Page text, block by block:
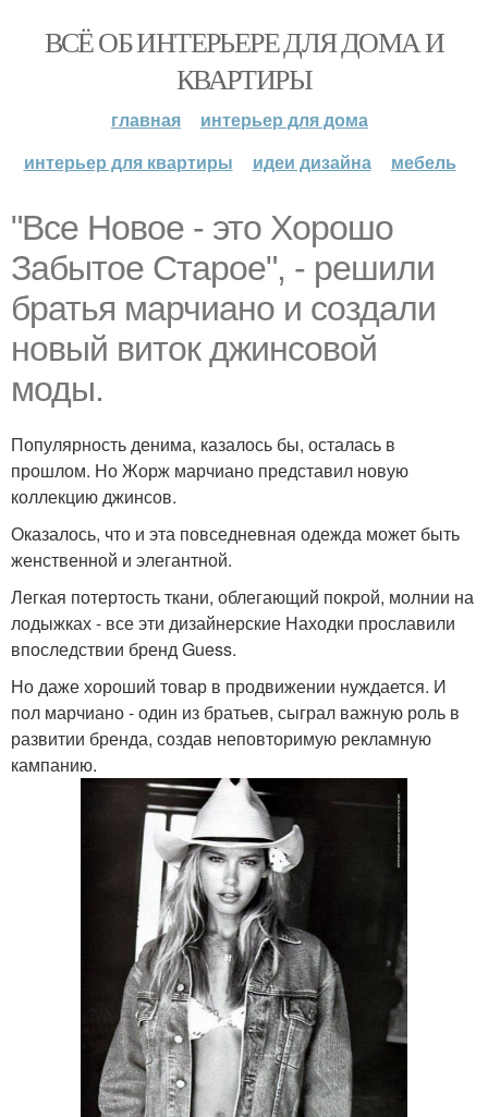
ВСЁ ОБ ИНТЕРЬЕРЕ ДЛЯ ДОМА И
КВАРТИРЫ
главная
интерьер для дома
интерьер для квартиры
идеи дизайна мебель
"Все Новое - это Хорошо
Забытое Старое", - решили
братья марчиано и создали
новый виток джинсовой
моды.
Популярность денима, казалось бы, осталась в
прошлом. Но Жорж марчиано представил новую
коллекцию джинсов.
Оказалось, что и эта повседневная одежда может быть
женственной и элегантной.
Легкая потертость ткани, облегающий покрой, молнии на
лодыжках - все эти дизайнерские Находки прославили
впоследствии бренд Guess.
Но даже хороший товар в продвижении нуждается. И
пол марчиано - один из братьев, сыграл важную роль в
развитии бренда, создав неповторимую рекламную
кампанию.